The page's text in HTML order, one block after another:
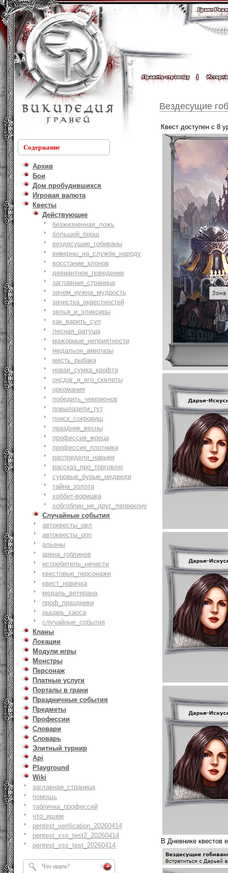
Содержание
Архив
Бои
Дом пробудившихся
Игровая валюта
Квесты
Действующие
безжизненная_ложь
большой_борщ
вездесущие_гобиваны
виверны_на_службе_народу
восстание_клонов
девиантное_поведение
заглавная_страница
зачем_нужна_мудрость
зачистка_окрестностей
зелья_и_эликсиры
как_варить_суп
лесная_ратуша
мажорные_неприятности
медальон_амилазы
месть_рыбака
новая_сумка_крофта
онсдаг_и_его_скелеты
оркомания
победить_чемпионов
повылазили_тут
поиск_сокровищ
праздник_весны
профессия_жреца
профессия_плотника
распредели_навыки
рассказ_про_торговлю
суровые_бурые_медведи
тайна_золота
хоббит-воришка
хобгоблин_не_друг_лепрекону
Случайные события
автоквесты_овл
автоквесты_опп
альены
арена_гоблинов
истребитель_нечисти
квестовые_персонажи
квест_новичка
медаль_ветерана
проф_праздники
рыцарь_хаоса
случайные_события
Кланы
Локации
Модули игры
Монстры
Персонаж
Платные услуги
Порталы в грани
Праздничные события
Предметы
Профессии
Словари
Словарь
Элитный турнир
Api
Playground
Wiki
заглавная_страница
помощь
табличка_профессий
что_ищем
pentest_verification_20260414
pentest_xss_test2_20260414
pentest_xss_test_20260414
Вездесущие
Квест доступен с 8
В Дневнике квестов